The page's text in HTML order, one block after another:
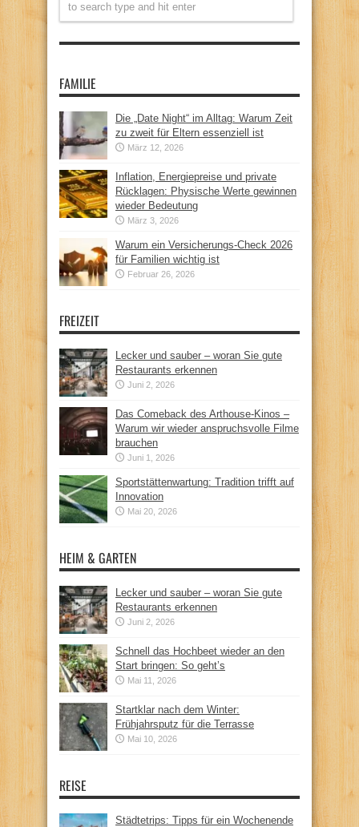
FAMILIE
Die „Date Night“ im Alltag: Warum Zeit
zu zweit für Eltern essenziell ist
März 12, 2026
Inflation, Energiepreise und private
Rücklagen: Physische Werte gewinnen
wieder Bedeutung
März 3, 2026
Warum ein Versicherungs-Check 2026
für Familien wichtig ist
Februar 26, 2026
FREIZEIT
Lecker und sauber – woran Sie gute
Restaurants erkennen
Juni 2, 2026
Das Comeback des Arthouse-Kinos –
Warum wir wieder anspruchsvolle Filme
brauchen
Juni 1, 2026
Sportstättenwartung: Tradition trifft auf
Innovation
Mai 20, 2026
HEIM & GARTEN
Lecker und sauber – woran Sie gute
Restaurants erkennen
Juni 2, 2026
Schnell das Hochbeet wieder an den
Start bringen: So geht’s
Mai 11, 2026
Startklar nach dem Winter:
Frühjahrsputz für die Terrasse
Mai 10, 2026
REISE
Städtetrips: Tipps für ein Wochenende